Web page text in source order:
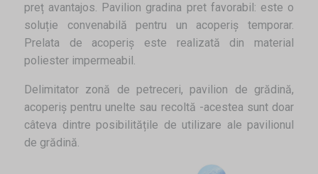
preț avantajos. Pavilion gradina pret favorabil: este o
soluție convenabilă pentru un acoperiș temporar.
Prelata de acoperiș este realizată din material
poliester impermeabil.
Delimitator zonă de petreceri, pavilion de grădină,
acoperiş pentru unelte sau recoltă -acestea sunt doar
câteva dintre posibilitățile de utilizare ale pavilionul
de grădină.